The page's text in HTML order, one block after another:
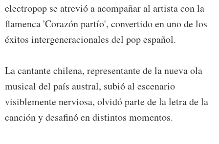
electropop se atrevió a acompañar al artista con la
flamenca 'Corazón partío', convertido en uno de los
éxitos intergeneracionales del pop español.
La cantante chilena, representante de la nueva ola
musical del país austral, subió al escenario
visiblemente nerviosa, olvidó parte de la letra de la
canción y desafinó en distintos momentos.